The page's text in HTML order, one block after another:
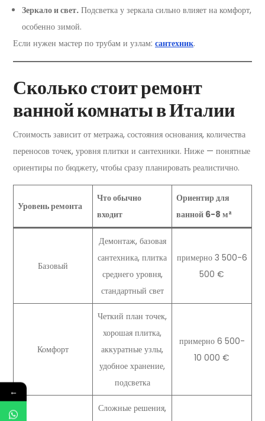
Зеркало и свет. Подсветка у зеркала сильно влияет на комфорт,
особенно зимой.
Если нужен мастер по трубам и узлам: сантехник.
Сколько стоит ремонт
ванной комнаты в Италии
Стоимость зависит от метража, состояния основания, количества
переносов точек, уровня плитки и сантехники. Ниже — понятные
ориентиры по бюджету, чтобы сразу планировать реалистично.
Уровень ремонта
Что обычно
входит
Ориентир для
ванной 6-8 м²
Базовый
Демонтаж, базовая
сантехника, плитка
среднего уровня,
стандартный свет
примерно 3 500-6
500 €
Комфорт
Четкий план точек,
хорошая плитка,
аккуратные узлы,
удобное хранение,
подсветка
примерно 6 500-
10 000 €
Сложные решения,
←